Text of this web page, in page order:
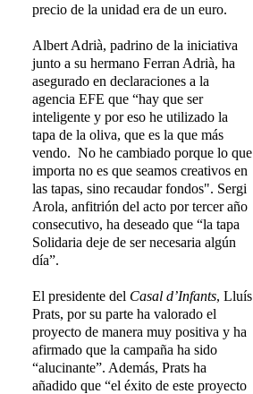
precio de la unidad era de un euro.
Albert Adrià, padrino de la iniciativa
junto a su hermano Ferran Adrià, ha
asegurado en declaraciones a la
agencia EFE que “hay que ser
inteligente y por eso he utilizado la
tapa de la oliva, que es la que más
vendo. No he cambiado porque lo que
importa no es que seamos creativos en
las tapas, sino recaudar fondos". Sergi
Arola, anfitrión del acto por tercer año
consecutivo, ha deseado que “la tapa
Solidaria deje de ser necesaria algún
día”.
El presidente del Casal d’Infants, Lluís
Prats, por su parte ha valorado el
proyecto de manera muy positiva y ha
afirmado que la campaña ha sido
“alucinante”. Además, Prats ha
añadido que “el éxito de este proyecto